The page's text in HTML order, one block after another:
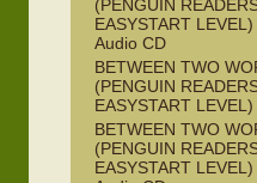
(PENGUIN
EASYSTART
Audio CD
BETWEEN TWO
(PENGUIN
EASYSTART
BETWEEN TWO
(PENGUIN
EASYSTART